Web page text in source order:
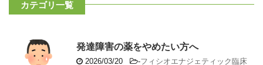
カテゴリ一覧
発達障害の薬をやめたい方へ
2026/03/20 -フィシオエナジェティック臨床